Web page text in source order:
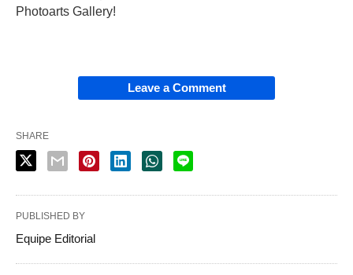
Photoarts Gallery!
Leave a Comment
SHARE
PUBLISHED BY
Equipe Editorial